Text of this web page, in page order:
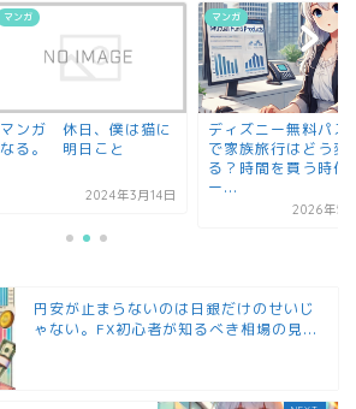
マンガ
マンガ 休日、僕は猫に
なる。 明日こと
2024年3月14日
マンガ
ディズニー無料パス
で家族旅行はどう変
る？時間を買う時代
ー...
2026年5
円安が止まらないのは日銀だけのせいじ
ゃない。FX初心者が知るべき相場の見...